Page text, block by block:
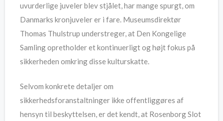
uvurderlige juveler blev stjålet, har mange spurgt, om
Danmarks kronjuveler er i fare. Museumsdirektør
Thomas Thulstrup understreger, at Den Kongelige
Samling opretholder et kontinuerligt og højt fokus på
sikkerheden omkring disse kulturskatte.
Selvom konkrete detaljer om
sikkerhedsforanstaltninger ikke offentliggøres af
hensyn til beskyttelsen, er det kendt, at Rosenborg Slot